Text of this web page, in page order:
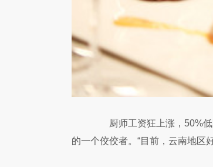
厨师工资狂上涨，50%低
的一个佼佼者。“目前，云南地区